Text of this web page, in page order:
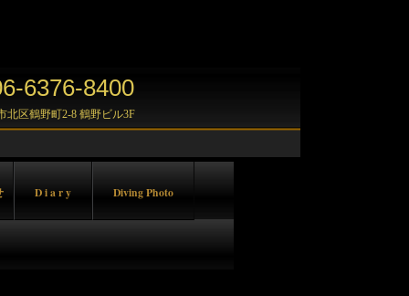
6376-8400
北区鶴野町2-8 鶴野ビル3F
D i a r y Diving Photo